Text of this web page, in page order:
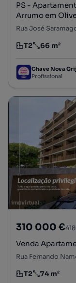
PS -
Arrumo em
Tipologia
T2
Preço por metro
66 m²
Chave Nova
Profissional
310 000 €
Venda
Tipologia
T2
Preço por metro
74 m²